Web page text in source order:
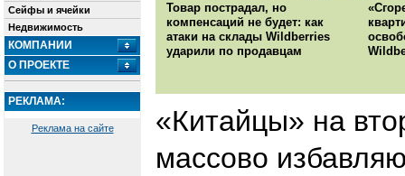
Сейфы и ячейки
Недвижимость
КОМПАНИИ
О ПРОЕКТЕ
РЕКЛАМА:
Реклама на сайте
Товар пострадал, но
компенсаций не будет: как
атаки на склады Wildberries
ударили по продавцам
«Китайцы» на
массово